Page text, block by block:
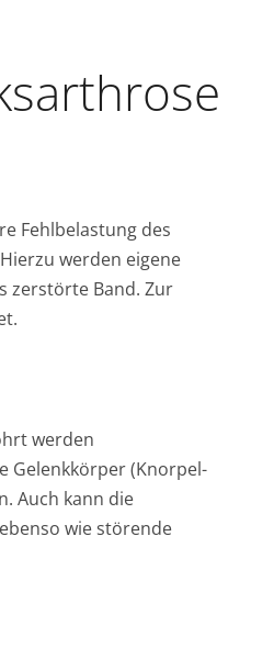
Fehlbelastung des
werden eigene
zerstörte Band. Zur
werden
Gelenkkörper (Knorpel-
Auch kann die
wie störende